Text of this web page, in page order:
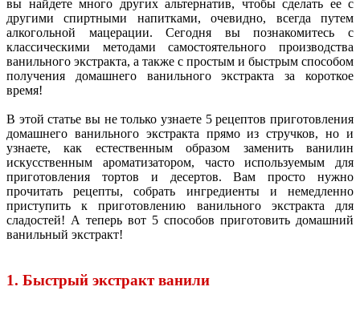
вы найдете много других альтернатив, чтобы сделать ее с
другими спиртными напитками, очевидно, всегда путем
алкогольной мацерации. Сегодня вы познакомитесь с
классическими методами самостоятельного производства
ванильного экстракта, а также с простым и быстрым способом
получения домашнего ванильного экстракта за короткое
время!
В этой статье вы не только узнаете 5 рецептов приготовления
домашнего ванильного экстракта прямо из стручков, но и
узнаете, как естественным образом заменить ванилин
искусственным ароматизатором, часто используемым для
приготовления тортов и десертов. Вам просто нужно
прочитать рецепты, собрать ингредиенты и немедленно
приступить к приготовлению ванильного экстракта для
сладостей! А теперь вот 5 способов приготовить домашний
ванильный экстракт!
1. Быстрый экстракт ванили